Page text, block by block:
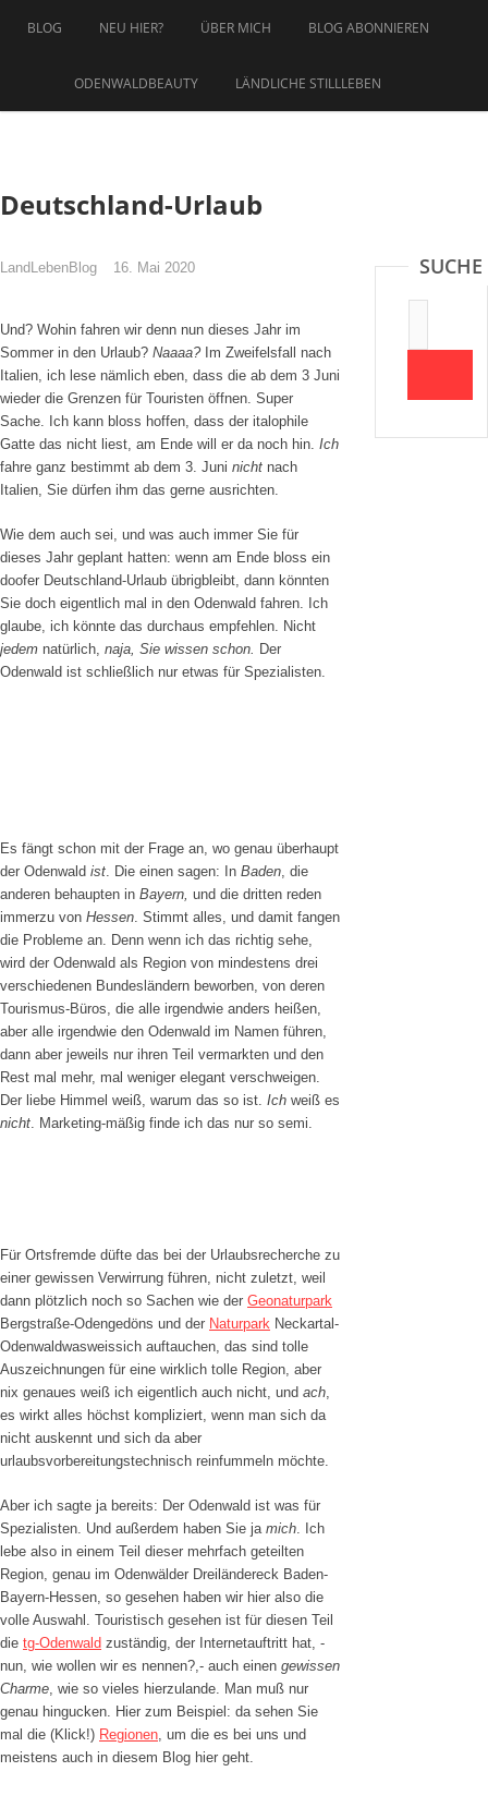
InhaltBLOG NEU HIER? ÜBER MICH BLOG ABONNIEREN
ODENWALDBEAUTY LÄNDLICHE STILLLEBEN
Deutschland-Urlaub
LandLebenBlog 16. Mai 2020
Und? Wohin fahren wir denn nun dieses Jahr im
Sommer in den Urlaub? Naaaa? Im Zweifelsfall nach
Italien, ich lese nämlich eben, dass die ab dem 3 Juni
wieder die Grenzen für Touristen öffnen. Super
Sache. Ich kann bloss hoffen, dass der italophile
Gatte das nicht liest, am Ende will er da noch hin. Ich
fahre ganz bestimmt ab dem 3. Juni nicht nach
Italien, Sie dürfen ihm das gerne ausrichten.
Wie dem auch sei, und was auch immer Sie für
dieses Jahr geplant hatten: wenn am Ende bloss ein
doofer Deutschland-Urlaub übrigbleibt, dann könnten
Sie doch eigentlich mal in den Odenwald fahren. Ich
glaube, ich könnte das durchaus empfehlen. Nicht
jedem natürlich, naja, Sie wissen schon. Der
Odenwald ist schließlich nur etwas für Spezialisten.
Es fängt schon mit der Frage an, wo genau überhaupt
der Odenwald ist. Die einen sagen: In Baden, die
anderen behaupten in Bayern, und die dritten reden
immerzu von Hessen. Stimmt alles, und damit fangen
die Probleme an. Denn wenn ich das richtig sehe,
wird der Odenwald als Region von mindestens drei
verschiedenen Bundesländern beworben, von deren
Tourismus-Büros, die alle irgendwie anders heißen,
aber alle irgendwie den Odenwald im Namen führen,
dann aber jeweils nur ihren Teil vermarkten und den
Rest mal mehr, mal weniger elegant verschweigen.
Der liebe Himmel weiß, warum das so ist. Ich weiß es
nicht. Marketing-mäßig finde ich das nur so semi.
Für Ortsfremde düfte das bei der Urlaubsrecherche zu
einer gewissen Verwirrung führen, nicht zuletzt, weil
dann plötzlich noch so Sachen wie der Geonaturpark
Bergstraße-Odengedöns und der Naturpark Neckartal-
Odenwaldwasweissich auftauchen, das sind tolle
Auszeichnungen für eine wirklich tolle Region, aber
nix genaues weiß ich eigentlich auch nicht, und ach,
es wirkt alles höchst kompliziert, wenn man sich da
nicht auskennt und sich da aber
urlaubsvorbereitungstechnisch reinfummeln möchte.
Aber ich sagte ja bereits: Der Odenwald ist was für
Spezialisten. Und außerdem haben Sie ja mich. Ich
lebe also in einem Teil dieser mehrfach geteilten
Region, genau im Odenwälder Dreiländereck Baden-
Bayern-Hessen, so gesehen haben wir hier also die
volle Auswahl. Touristisch gesehen ist für diesen Teil
die tg-Odenwald zuständig, der Internetauftritt hat, -
nun, wie wollen wir es nennen?,- auch einen gewissen
Charme, wie so vieles hierzulande. Man muß nur
genau hingucken. Hier zum Beispiel: da sehen Sie
mal die (Klick!) Regionen, um die es bei uns und
meistens auch in diesem Blog hier geht.
SUCHE